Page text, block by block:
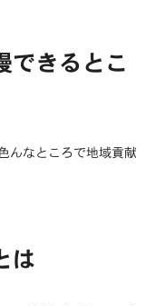
できるとこ
んなところで地域貢献
は